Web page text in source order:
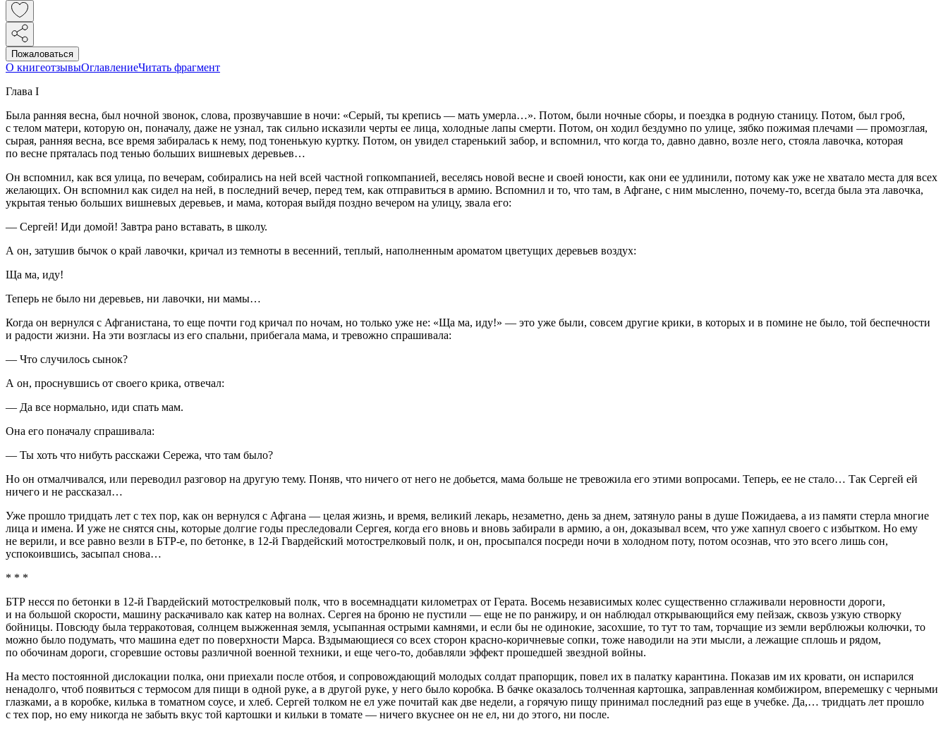
Пожаловаться
О книгеотзывыОглавлениеЧитать фрагмент
Глава I
Была ранняя весна, был ночной звонок, слова, прозвучавшие в ночи: «Серый, ты крепись — мать умерла…». Потом, были ночные сборы, и поездка в родную станицу. Потом, был гроб,
с телом матери, которую он, поначалу, даже не узнал, так сильно исказили черты ее лица, холодные лапы смерти. Потом, он ходил бездумно по улице, зябко пожимая плечами — промозглая,
сырая, ранняя весна, все время забиралась к нему, под тоненькую куртку. Потом, он увидел старенький забор, и вспомнил, что когда то, давно давно, возле него, стояла лавочка, которая
по весне пряталась под тенью больших вишневых деревьев…
Он вспомнил, как вся улица, по вечерам, собирались на ней всей частной гопкомпанией, веселясь новой весне и своей юности, как они ее удлинили, потому как уже не хватало места для всех
желающих. Он вспомнил как сидел на ней, в последний вечер, перед тем, как отправиться в армию. Вспомнил и то, что там, в Афгане, с ним мысленно, почему-то, всегда была эта лавочка,
укрытая тенью больших вишневых деревьев, и мама, которая выйдя поздно вечером на улицу, звала его:
— Сергей! Иди домой! Завтра рано вставать, в школу.
А он, затушив бычок о край лавочки, кричал из темноты в весенний, теплый, наполненным ароматом цветущих деревьев воздух:
Ща ма, иду!
Теперь не было ни деревьев, ни лавочки, ни мамы…
Когда он вернулся с Афганистана, то еще почти год кричал по ночам, но только уже не: «Ща ма, иду!» — это уже были, совсем другие крики, в которых и в помине не было, той беспечности
и радости жизни. На эти возгласы из его спальни, прибегала мама, и тревожно спрашивала:
— Что случилось сынок?
А он, проснувшись от своего крика, отвечал:
— Да все нормально, иди спать мам.
Она его поначалу спрашивала:
— Ты хоть что нибуть расскажи Сережа, что там было?
Но он отмалчивался, или переводил разговор на другую тему. Поняв, что ничего от него не добьется, мама больше не тревожила его этими вопросами. Теперь, ее не стало… Так Сергей ей
ничего и не рассказал…
Уже прошло тридцать лет с тех пор, как он вернулся с Афгана — целая жизнь, и время, великий лекарь, незаметно, день за днем, затянуло раны в душе Пожидаева, а из памяти стерла многие
лица и имена. И уже не снятся сны, которые долгие годы преследовали Сергея, когда его вновь и вновь забирали в армию, а он, доказывал всем, что уже хапнул своего с избытком. Но ему
не верили, и все равно везли в БТР-е, по бетонке, в 12-й Гвардейский мотострелковый полк, и он, просыпался посреди ночи в холодном поту, потом осознав, что это всего лишь сон,
успокоившись, засыпал снова…
* * *
БТР несся по бетонки в 12-й Гвардейский мотострелковый полк, что в восемнадцати километрах от Герата. Восемь независимых колес существенно сглаживали неровности дороги,
и на большой скорости, машину раскачивало как катер на волнах. Сергея на броню не пустили — еще не по ранжиру, и он наблюдал открывающийся ему пейзаж, сквозь узкую створку
бойницы. Повсюду была терракотовая, солнцем выжженная земля, усыпанная острыми камнями, и если бы не одинокие, засохшие, то тут то там, торчащие из земли верблюжьи колючки, то
можно было подумать, что машина едет по поверхности Марса. Вздымающиеся со всех сторон красно-коричневые сопки, тоже наводили на эти мысли, а лежащие сплошь и рядом,
по обочинам дороги, сгоревшие остовы различной военной техники, и еще чего-то, добавляли эффект прошедшей звездной войны.
На место постоянной дислокации полка, они приехали после отбоя, и сопровождающий молодых солдат прапорщик, повел их в палатку карантина. Показав им их кровати, он испарился
ненадолго, чтоб появиться с термосом для пищи в одной руке, а в другой руке, у него было коробка. В бачке оказалось толченная картошка, заправленная комбижиром, вперемешку с черными
глазками, а в коробке, килька в томатном соусе, и хлеб. Сергей толком не ел уже почитай как две недели, а горячую пищу принимал последний раз еще в учебке. Да,… тридцать лет прошло
с тех пор, но ему никогда не забыть вкус той картошки и кильки в томате — ничего вкуснее он не ел, ни до этого, ни после.